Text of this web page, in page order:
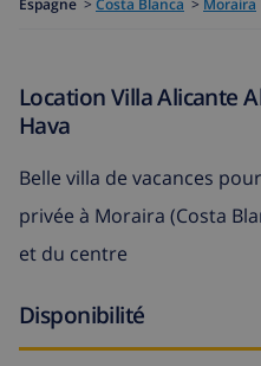
Espagne > Costa Blanca > Moraira
Location Villa Alicante
Hava
Belle villa de vacances
privée à Moraira (Costa
et du centre
Disponibilité